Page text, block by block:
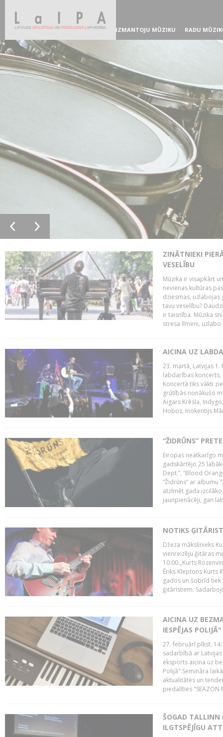
IZMANTOJU MŪZIKU RADU
ZINĀTNIEKI
VESELĪBU
Mūzika ir visapkārt
nevienas kultūras
dziesmas, uzlabojas
tavu veselību?
ir taisnība. Mūzika
stresa līmeni,
AICINA UZ
23. martā, Latvijas 1.
labdarības koncerts,
Koncertā tiks vākti
grūtībās nonākušo
Aigars Krēsla,
Hobos, Inokentijs
“ŽIDRŪNS”
Eiropas neatkarīgo
gadskārtējo 25
Dept.”, “Blood
“Židrūns” ar albumu
atzīmēt gada
jaunpienācēji, gan
NOTIKS
Džeza mākslinieks
vienreizēju ģitāras
10:00.„Kurts
Ēriks Kleptons Kurts
gados un šobrīd
ģitāristiem.
AICINA UZ
IESPĒJAS POLIJĀ"
27. februārī plkst.
sadarbībā ar
eksports aicina uz
Polijā".Semināra
aktualitātes un
piedalīties "SEAZON
ŠOGAD TALLINN
ILGTSPĒJĪGU